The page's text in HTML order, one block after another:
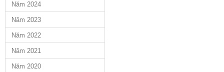
Năm 2024
Năm 2023
Năm 2022
Năm 2021
Năm 2020